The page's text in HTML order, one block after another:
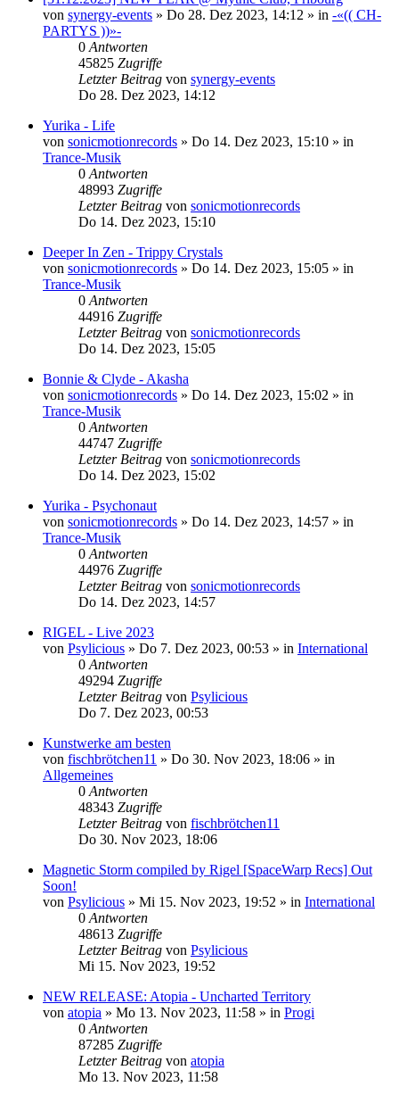
von synergy-events » Do 28. Dez 2023, 14:12 » in -«(( CH-
PARTYS ))»-
0 Antworten
45825 Zugriffe
Letzter Beitrag von synergy-events
Do 28. Dez 2023, 14:12
Yurika - Life
von sonicmotionrecords » Do 14. Dez 2023, 15:10 » in
Trance-Musik
0 Antworten
48993 Zugriffe
Letzter Beitrag von sonicmotionrecords
Do 14. Dez 2023, 15:10
Deeper In Zen - Trippy Crystals
von sonicmotionrecords » Do 14. Dez 2023, 15:05 » in
Trance-Musik
0 Antworten
44916 Zugriffe
Letzter Beitrag von sonicmotionrecords
Do 14. Dez 2023, 15:05
Bonnie & Clyde - Akasha
von sonicmotionrecords » Do 14. Dez 2023, 15:02 » in
Trance-Musik
0 Antworten
44747 Zugriffe
Letzter Beitrag von sonicmotionrecords
Do 14. Dez 2023, 15:02
Yurika - Psychonaut
von sonicmotionrecords » Do 14. Dez 2023, 14:57 » in
Trance-Musik
0 Antworten
44976 Zugriffe
Letzter Beitrag von sonicmotionrecords
Do 14. Dez 2023, 14:57
RIGEL - Live 2023
von Psylicious » Do 7. Dez 2023, 00:53 » in International
0 Antworten
49294 Zugriffe
Letzter Beitrag von Psylicious
Do 7. Dez 2023, 00:53
Kunstwerke am besten
von fischbrötchen11 » Do 30. Nov 2023, 18:06 » in
Allgemeines
0 Antworten
48343 Zugriffe
Letzter Beitrag von fischbrötchen11
Do 30. Nov 2023, 18:06
Magnetic Storm compiled by Rigel [SpaceWarp Recs] Out
Soon!
von Psylicious » Mi 15. Nov 2023, 19:52 » in International
0 Antworten
48613 Zugriffe
Letzter Beitrag von Psylicious
Mi 15. Nov 2023, 19:52
NEW RELEASE: Atopia - Uncharted Territory
von atopia » Mo 13. Nov 2023, 11:58 » in Progi
0 Antworten
87285 Zugriffe
Letzter Beitrag von atopia
Mo 13. Nov 2023, 11:58